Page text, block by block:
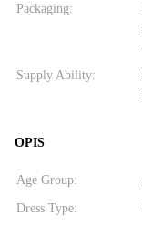
Packaging:
Supply Ability:
OPIS
Age Group:
Dress Type: